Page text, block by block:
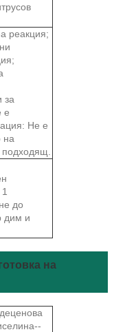
реакция;
за
е
Не е
на
до
дим и
на